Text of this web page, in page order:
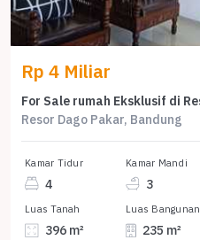
Rp 4 Miliar
Resor Dago Pakar, Bandung
Kamar Tidur
4
Kamar Mandi
3
Luas Tanah
396 m²
Luas Bangunan
235 m²